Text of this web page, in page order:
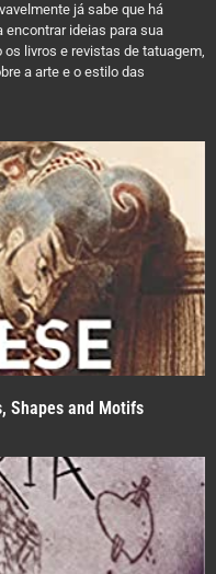
já sabe que há
encontrar ideias para sua
livros e revistas de tatuagem,
a arte e o estilo das
Shapes and Motifs